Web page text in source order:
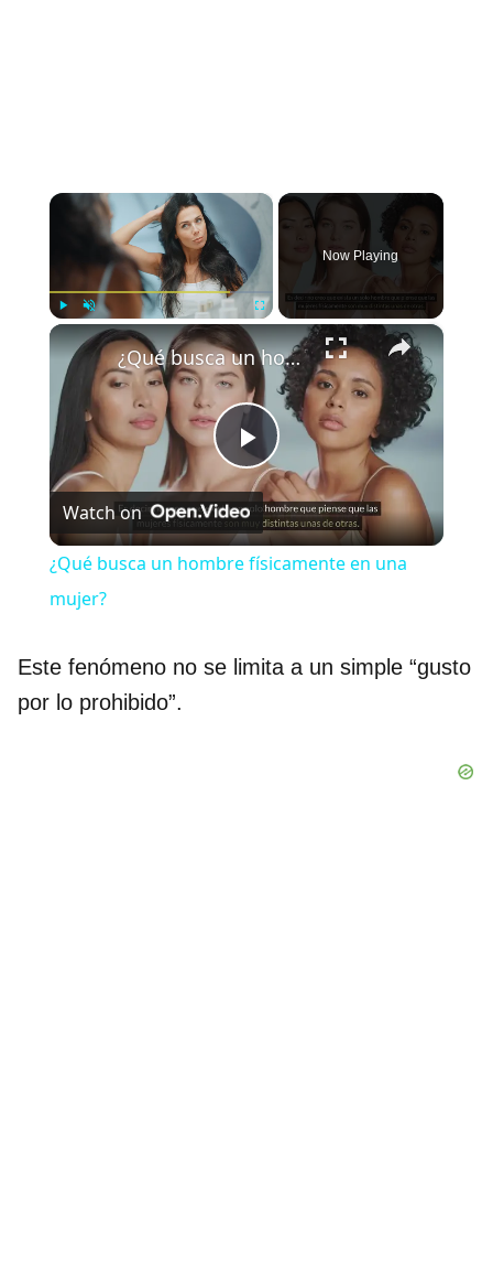
×
Unmute
Now Playing
×
P
l
y
¿Qué busca un hombre físicamente en una mujer?
Watch on
¿Qué busca un hombre físicamente en una
mujer?
Este fenómeno no se limita a un simple “gusto
por lo prohibido”.